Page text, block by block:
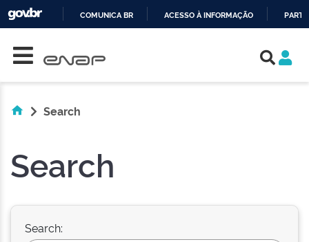
COMUNICA BR ACESSO À INFORMAÇÃO
Search
Search
Search: